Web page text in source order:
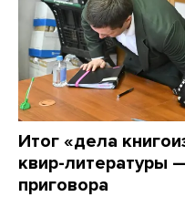
Итог «дела
квир-литературы
приговора